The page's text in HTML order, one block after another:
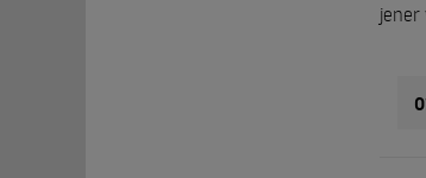
jener